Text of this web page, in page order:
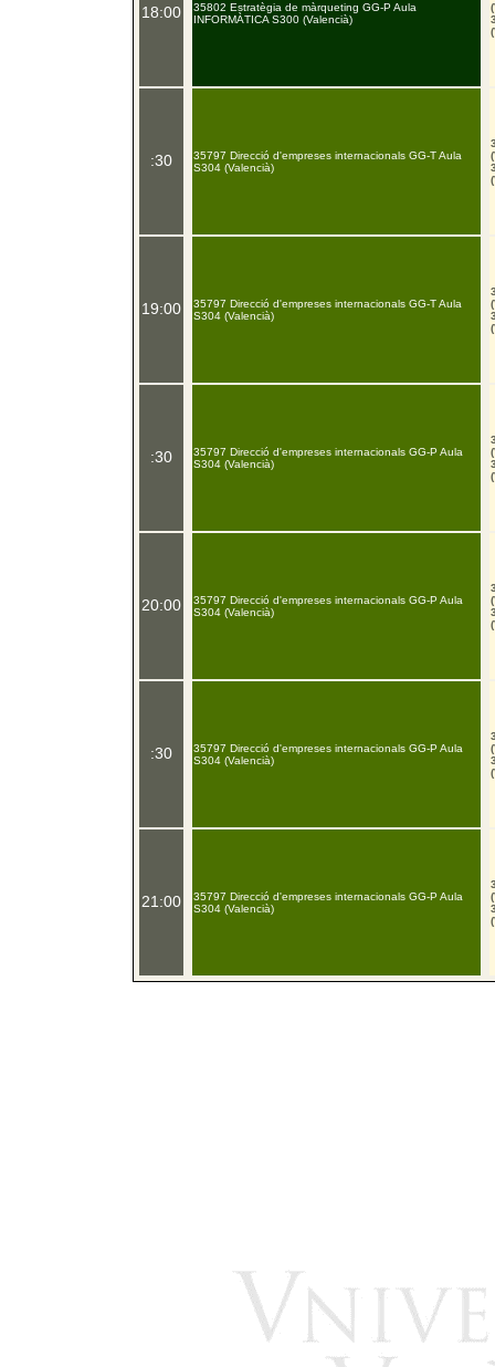
18:00
:30
19:00
:30
20:00
:30
21:00
35802 Estratègia de màrqueting GG-P Aula
INFORMÀTICA S300 (Valencià)
35797 Direcció d'empreses internacionals GG-T Aula
S304 (Valencià)
35797 Direcció d'empreses internacionals GG-T Aula
S304 (Valencià)
35797 Direcció d'empreses internacionals GG-P Aula
S304 (Valencià)
35797 Direcció d'empreses internacionals GG-P Aula
S304 (Valencià)
35797 Direcció d'empreses internacionals GG-P Aula
S304 (Valencià)
35797 Direcció d'empreses internacionals GG-P Aula
S304 (Valencià)